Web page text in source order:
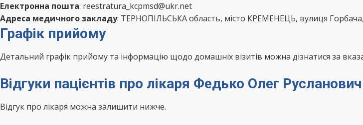
Електронна пошта: reestratura_kcpmsd@ukr.net
Адреса медичного закладу: ТЕРНОПІЛЬСЬКА область, місто КРЕМЕНЕЦЬ, вулиця
Графік прийому
Детальний графік прийому та інформацію щодо домашніх візитів можна дізнатися за
Відгуки пацієнтів про лікаря Федько Олег Русланович
Відгук про лікаря можна залишити нижче.